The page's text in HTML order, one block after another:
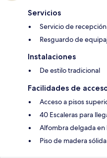
Servicios
Servicio de recepción
Resguardo de
Instalaciones
De estilo tradicional
Facilidades de
Acceso a pisos
40 Escaleras para
Alfombra delgada en
Piso de madera